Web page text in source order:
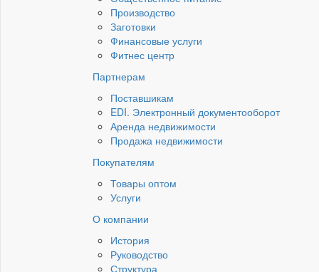
Производство
Заготовки
Финансовые услуги
Фитнес центр
Партнерам
Поставшикам
EDI. Электронный документооборот
Аренда недвижимости
Продажа недвижимости
Покупателям
Товары оптом
Услуги
О компании
История
Руководство
Структура